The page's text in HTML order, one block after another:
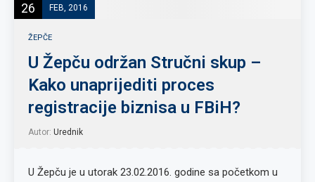
26 FEB, 2016
ŽEPČE
U Žepču održan Stručni skup –
Kako unaprijediti proces
registracije biznisa u FBiH?
Autor: Urednik
U Žepču je u utorak 23.02.2016. godine sa početkom u